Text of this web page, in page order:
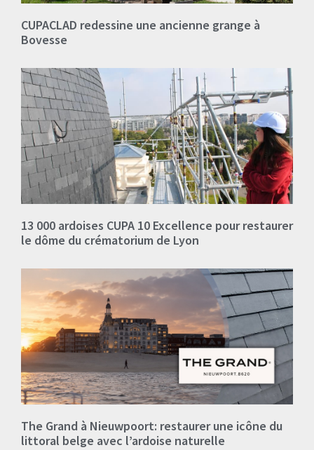
CUPACLAD redessine une ancienne grange à
Bovesse
13 000 ardoises CUPA 10 Excellence pour restaurer
le dôme du crématorium de Lyon
The Grand à Nieuwpoort: restaurer une icône du
littoral belge avec l’ardoise naturelle